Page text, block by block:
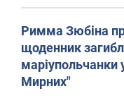
Римма Зюбіна
щоденник
маріупольчанки
Мирних"